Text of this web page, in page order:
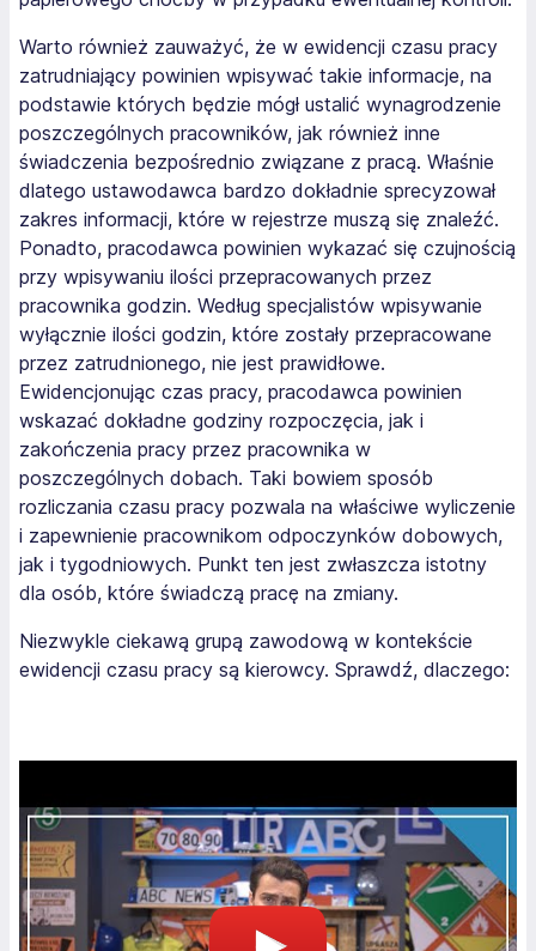
Warto również zauważyć, że w ewidencji czasu pracy
zatrudniający powinien wpisywać takie informacje, na
podstawie których będzie mógł ustalić wynagrodzenie
poszczególnych pracowników, jak również inne
świadczenia bezpośrednio związane z pracą. Właśnie
dlatego ustawodawca bardzo dokładnie sprecyzował
zakres informacji, które w rejestrze muszą się znaleźć.
Ponadto, pracodawca powinien wykazać się czujnością
przy wpisywaniu ilości przepracowanych przez
pracownika godzin. Według specjalistów wpisywanie
wyłącznie ilości godzin, które zostały przepracowane
przez zatrudnionego, nie jest prawidłowe.
Ewidencjonując czas pracy, pracodawca powinien
wskazać dokładne godziny rozpoczęcia, jak i
zakończenia pracy przez pracownika w
poszczególnych dobach. Taki bowiem sposób
rozliczania czasu pracy pozwala na właściwe wyliczenie
i zapewnienie pracownikom odpoczynków dobowych,
jak i tygodniowych. Punkt ten jest zwłaszcza istotny
dla osób, które świadczą pracę na zmiany.
Niezwykle ciekawą grupą zawodową w kontekście
ewidencji czasu pracy są kierowcy. Sprawdź, dlaczego: